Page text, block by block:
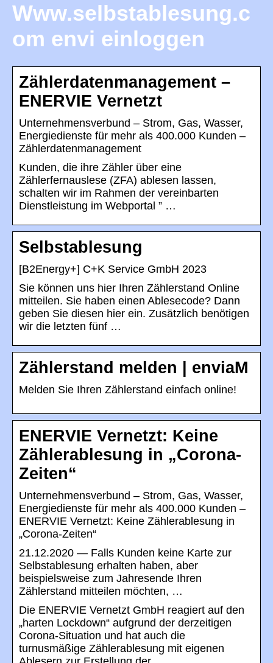
Www.selbstablesung.c
om envi einloggen
Zählerdatenmanagement –
ENERVIE Vernetzt
Unternehmensverbund – Strom, Gas, Wasser,
Energiedienste für mehr als 400.000 Kunden –
Zählerdatenmanagement
Kunden, die ihre Zähler über eine
Zählerfernauslese (ZFA) ablesen lassen,
schalten wir im Rahmen der vereinbarten
Dienstleistung im Webportal ” …
Selbstablesung
[B2Energy+] C+K Service GmbH 2023
Sie können uns hier Ihren Zählerstand Online
mitteilen. Sie haben einen Ablesecode? Dann
geben Sie diesen hier ein. Zusätzlich benötigen
wir die letzten fünf …
Zählerstand melden | enviaM
Melden Sie Ihren Zählerstand einfach online!
ENERVIE Vernetzt: Keine
Zählerablesung in „Corona-
Zeiten“
Unternehmensverbund – Strom, Gas, Wasser,
Energiedienste für mehr als 400.000 Kunden –
ENERVIE Vernetzt: Keine Zählerablesung in
„Corona-Zeiten“
21.12.2020 — Falls Kunden keine Karte zur
Selbstablesung erhalten haben, aber
beispielsweise zum Jahresende Ihren
Zählerstand mitteilen möchten, …
Die ENERVIE Vernetzt GmbH reagiert auf den
„harten Lockdown“ aufgrund der derzeitigen
Corona-Situation und hat auch die
turnusmäßige Zählerablesung mit eigenen